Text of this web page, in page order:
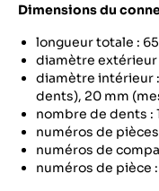
Dimensions du
longueur totale :
diamètre extérieur
diamètre intérieur
dents), 20 mm
nombre de dents :
numéros de
numéros de
numéros de pièce